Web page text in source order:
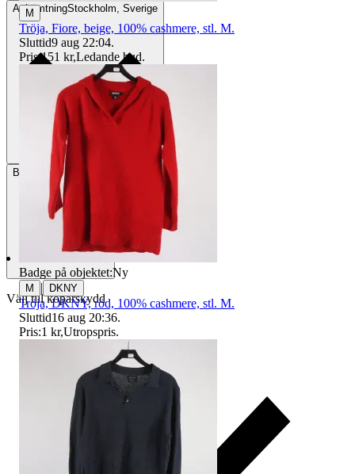
AvhämtningStockholm, Sverige
Betalning Via Tradera
Välj till köparskydd
M
Tröja, Fiore, beige, 100% cashmere, stl. M.
Sluttid9 aug 22:04.
Pris:151 kr,Ledande bud.
Badge på objektet:Ny
M | DKNY
Tröja, DKNY, röd, 100% cashmere, stl. M.
Sluttid16 aug 20:36.
Pris:1 kr,Utropspris.